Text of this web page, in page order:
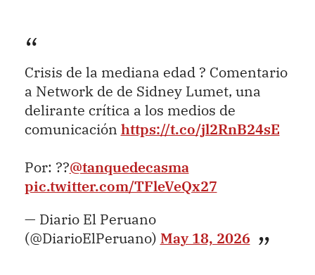
Crisis de la mediana edad ? Comentario
a Network de de Sidney Lumet, una
delirante crítica a los medios de
comunicación https://t.co/jl2RnB24sE
Por: ??@tanquedecasma
pic.twitter.com/TFleVeQx27
— Diario El Peruano
(@DiarioElPeruano) May 18, 2026